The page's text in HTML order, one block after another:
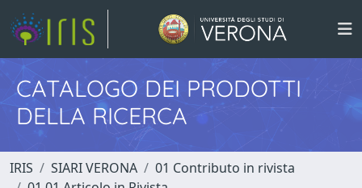
CATALOGO DEI PRODOTTI
DELLA RICERCA
IRIS SIARI VERONA
01 Contributo in rivista